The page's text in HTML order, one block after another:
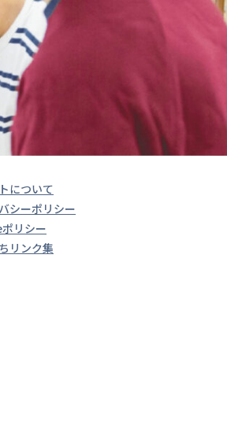
について
シーポリシー
リシー
リンク集